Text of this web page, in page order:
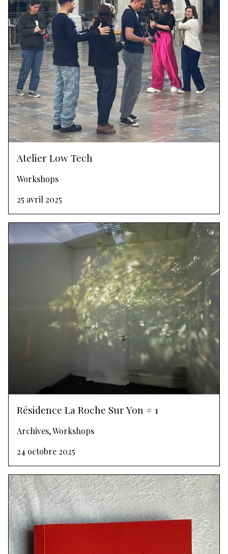
Atelier Low Tech
Workshops
25 avril 2025
Résidence La Roche Sur Yon # 1
Archives, Workshops
24 octobre 2025